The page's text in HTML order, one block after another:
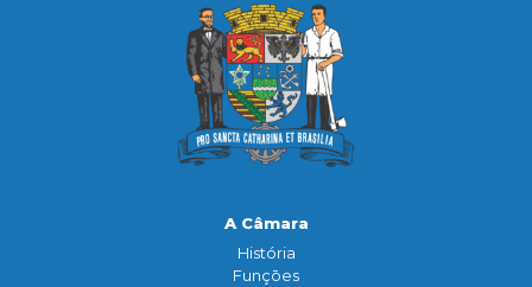
A Câmara
História
Funçōes